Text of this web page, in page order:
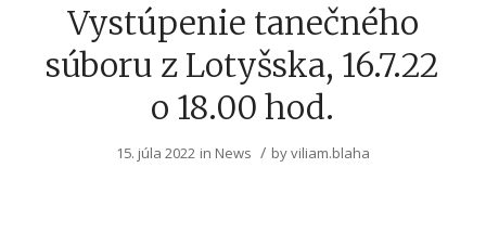
Vystúpenie tanečného
súboru z Lotyšska, 16.7.22
o 18.00 hod.
15. júla 2022 in News / byviliam.blaha